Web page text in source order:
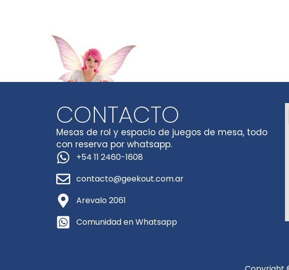
CONTACTO
Mesas de rol y espacio de juegos de mesa, todo
con reserva por whatsapp.
+54 11 2460-1608
contacto@geekout.com.ar
Arevalo 2061
Comunidad en Whatsapp